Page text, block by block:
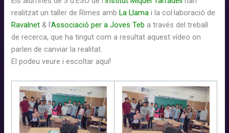
realitzat un taller de Rimes amb La Llama i la col·laboració de
Ravalnet & l’Associació per a Joves Teb a travésdel treball
de recerca, que ha tingut com a resultataquest vídeo on
parlen decanviar la realitat.
E l podeu veure i escoltaraquí!